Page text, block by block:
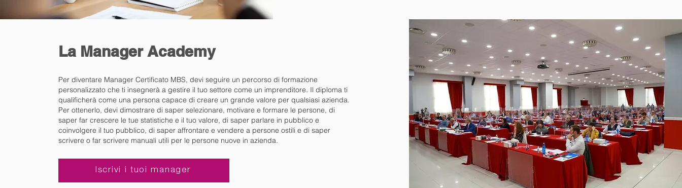
La Manager Academy
Per diventare Manager Certificato MBS, devi seguire un percorso di formazione
personalizzato che ti insegnerà a gestire il tuo settore come un imprenditore. Il diploma ti
qualificherà come una persona capace di creare un grande valore per qualsiasi azienda.
Per ottenerlo, devi dimostrare di saper selezionare, motivare e formare le persone, di
saper far crescere le tue statistiche e il tuo valore, di saper parlare in pubblico e
coinvolgere il tuo pubblico, di saper affrontare e vendere a persone ostili e di saper
scrivere o far scrivere manuali utili per le persone nuove in azienda.
Iscrivi i tuoi manager